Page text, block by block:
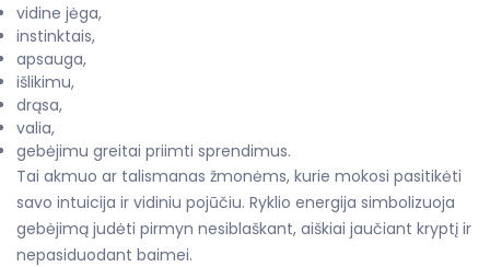
vidine jėga,
instinktais,
apsauga,
išlikimu,
drąsa,
valia,
gebėjimu greitai priimti sprendimus.
Tai akmuo ar talismanas žmonėms, kurie mokosi pasitikėti
savo intuicija ir vidiniu pojūčiu. Ryklio energija simbolizuoja
gebėjimą judėti pirmyn nesiblaškant, aiškiai jaučiant kryptį ir
nepasiduodant baimei.